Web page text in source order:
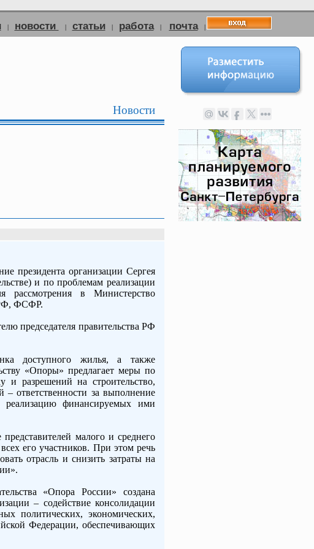
| новости | статьи | работа | почта |
Новости
президента организации Сергея
и по проблемам реализации
рассмотрения в Министерство
РФ, ФСФР.
председателя правительства РФ
доступного жилья, а также
«Опоры» предлагает меры по
разрешений на строительство,
– ответственности за выполнение
реализацию финансируемых ими
малого и среднего
его участников. При этом речь
отрасль и снизить затраты на
«Опора России» создана
– содействие консолидации
политических, экономических,
Федерации, обеспечивающих